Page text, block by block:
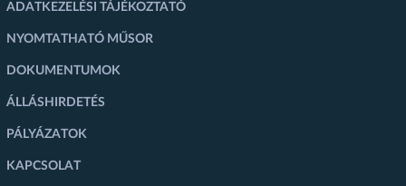
ADATKEZELÉSI TÁJÉKOZTATÓ
NYOMTATHATÓ MŰSOR
DOKUMENTUMOK
ÁLLÁSHIRDETÉS
PÁLYÁZATOK
KAPCSOLAT